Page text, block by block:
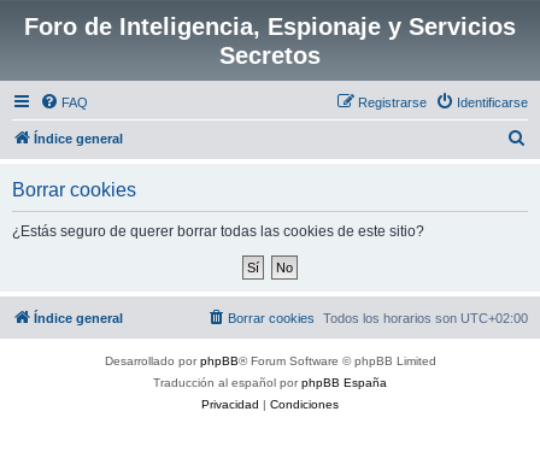
Foro de Inteligencia, Espionaje y Servicios
Secretos
FAQ Identificarse
Registrarse
Índice general
Borrar cookies
¿Estás seguro de querer borrar todas las cookies de este sitio?
Índice general Todos los horarios son UTC+02:00
Borrar cookies
Desarrollado porphpBB® Forum Software © phpBB Limited
Traducción al español porphpBB España
Privacidad | Condiciones